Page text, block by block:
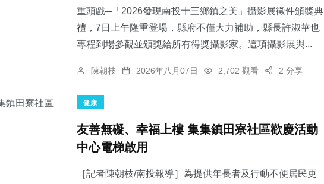
重頭戲─「2026發現南投十三鄉鎮之美」攝影展徵件頒獎典
禮，7日上午隆重登場，縣府不僅大力補助，縣長許淑華也
專程到場參觀並頒獎給所有得獎攝影家。這項攝影展與...
陳朝枝 2026年八月07日 2,702 觀看 2 分享
健康
友善無礙、幸福上樓 集集鎮田寮社區歡慶活動
中心電梯啟用
［記者陳朝枝/南投報導］為提供年長者及行動不便居民更